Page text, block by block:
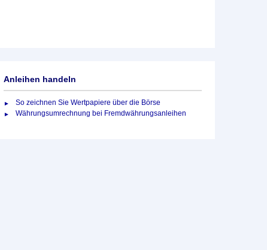
Anleihen handeln
So zeichnen Sie Wertpapiere über die Börse
Währungsumrechnung bei Fremdwährungsanleihen